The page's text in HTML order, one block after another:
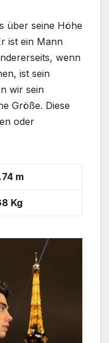
über seine Höhe
ist ein Mann
wenn
ist sein
wir sein
Größe. Diese
oder
m
Kg